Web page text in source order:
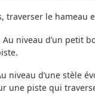
traverser le
Au niveau d’un petit
niveau d’une stèle
une piste qui